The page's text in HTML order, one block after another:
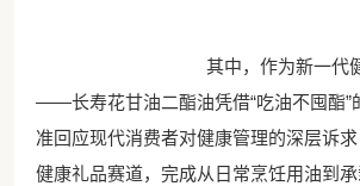
其中，作为新一代
——长寿花甘油二酯油凭借“吃油不囤酯”
准回应现代消费者对健康管理的深层诉
健康礼品赛道，完成从日常烹饪用油到